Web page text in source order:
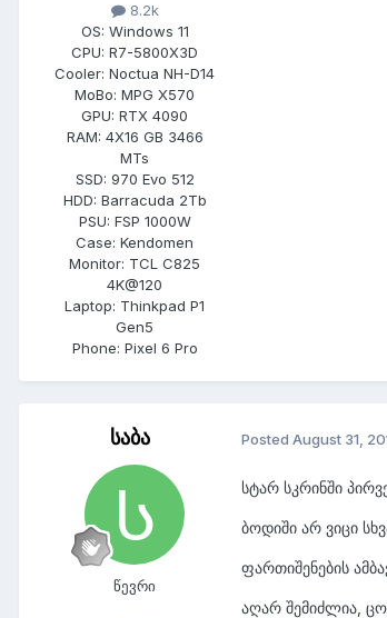
8.2k
OS: Windows 11
CPU: R7-5800X3D
Cooler: Noctua NH-D14
MoBo: MPG X570
GPU: RTX 4090
RAM: 4X16 GB 3466
MTs
SSD: 970 Evo 512
HDD: Barracuda 2Tb
PSU: FSP 1000W
Case: Kendomen
Monitor: TCL C825
4K@120
Laptop: Thinkpad P1
Gen5
Phone: Pixel 6 Pro
საბა
წევრი
Posted August 31,
სტარ სკრინში
ბოდიში არ ვიცი
ფართიშენების
აღარ შემიძლია,